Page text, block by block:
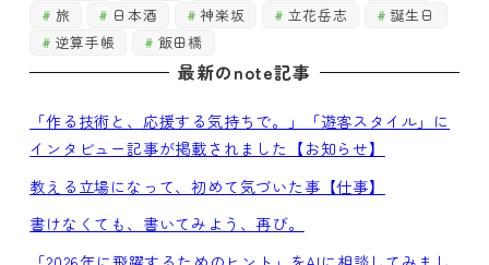
旅
日本酒 神楽坂 立花岳志
誕生日
逆算手帳
飯田橋
最新のnote記事
「作る技術と、応援する気持ちで。」「遊客スタイル」に
インタビュー記事が掲載されました【お知らせ】
教える立場になって、初めて気づいた事【仕事】
書けなくても、書いてみよう、再び。